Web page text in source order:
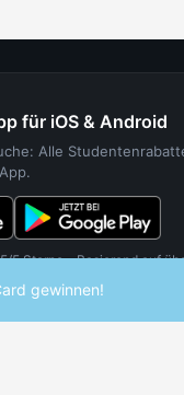
gewinnen!
für iOS & Android
Alle
Sterne - Basierend auf